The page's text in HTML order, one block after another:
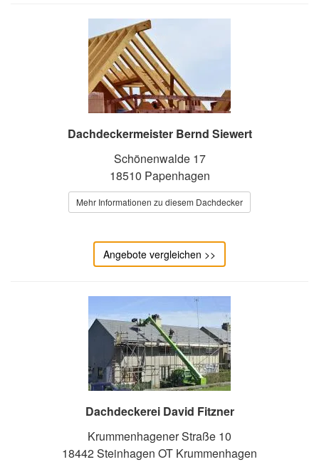
Dachdeckermeister Bernd Siewert
Schönenwalde 17
18510 Papenhagen
Mehr Informationen zu diesem Dachdecker
Angebote vergleichen >>
Dachdeckerei David Fitzner
Krummenhagener Straße 10
18442 Steinhagen OT Krummenhagen